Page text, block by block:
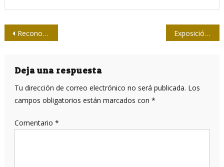
Navegación
entradas
Reconoce la Universidad de Oriente a la carrera de Periodismo Exposición de carteles rendirá homenaje a “Motivos del son”
Deja una respuesta
Tu dirección de correo electrónico no será publicada. Los
campos obligatorios están marcados con *
Comentario *